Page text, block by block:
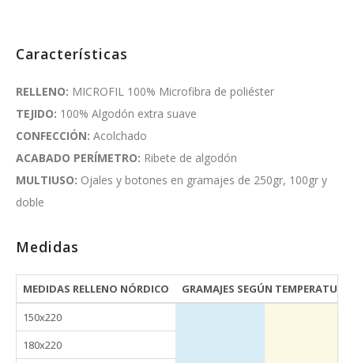
Características
RELLENO: MICROFIL 100% Microfibra de poliéster
TEJIDO: 100% Algodón extra suave
CONFECCIÓN: Acolchado
ACABADO PERÍMETRO: Ribete de algodón
MULTIUSO: Ojales y botones en gramajes de 250gr, 100gr y
doble
Medidas
MEDIDAS RELLENO NÓRDICO
GRAMAJES SEGÚN
150x220
180x220